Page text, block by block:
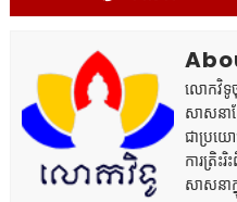
លោកវិទូ
សាសនាខ្
ជាប្រយ
ការត្រិះ
សាសនា